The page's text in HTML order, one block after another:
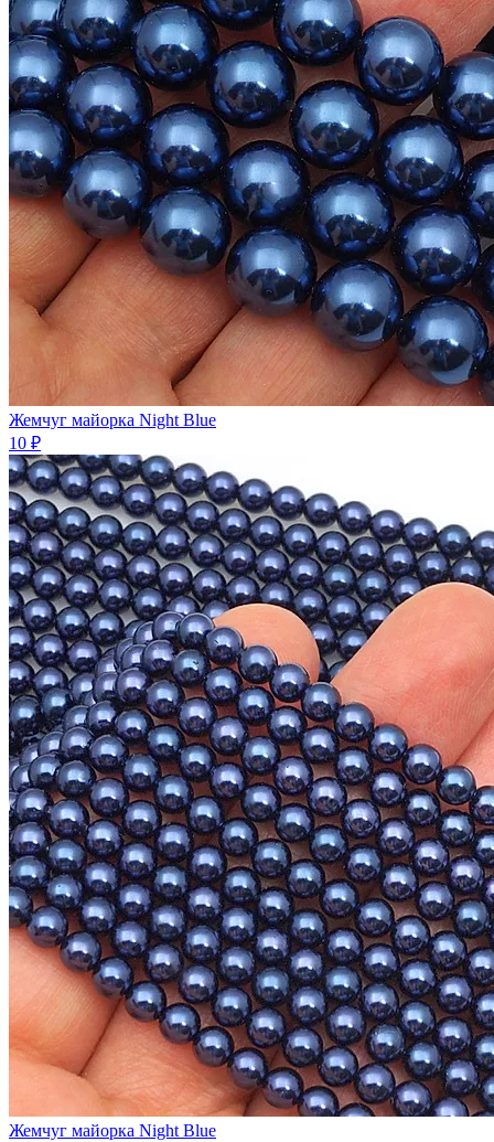
Жемчуг майорка Night Blue
10 ₽
Жемчуг майорка Night Blue